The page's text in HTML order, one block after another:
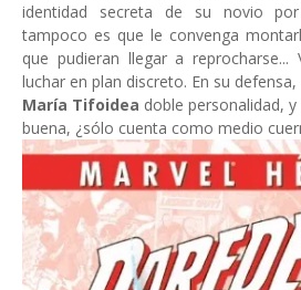
identidad secreta de su novio
tampoco es que le convenga
que pudieran llegar a
luchar en plan discreto. En su
María Tifoidea doble personalidad,
buena, ¿sólo cuenta como medio